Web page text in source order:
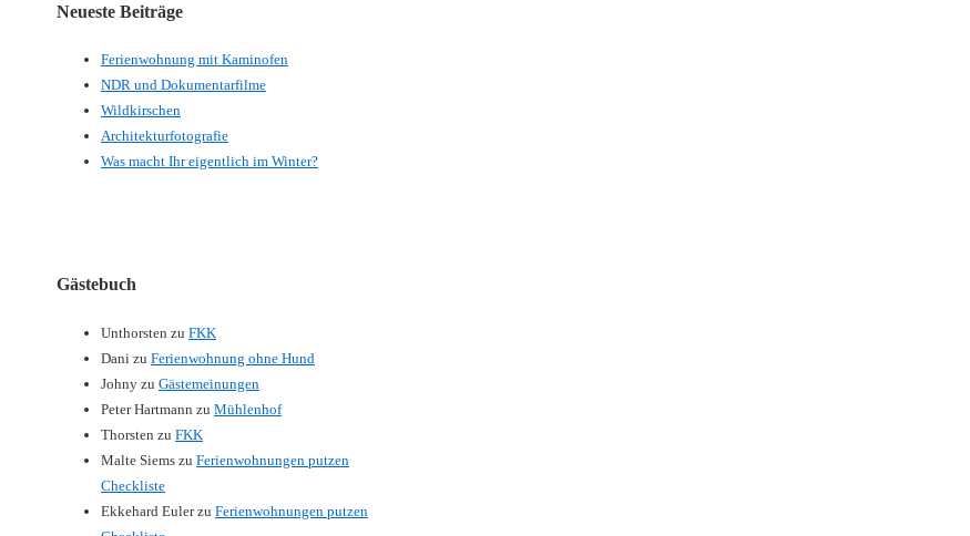
Neueste Beiträge
Ferienwohnung mit Kaminofen
NDR und Dokumentarfilme
Wildkirschen
Architekturfotografie
Was macht Ihr eigentlich im Winter?
Gästebuch
Unthorsten zu FKK
Dani zu Ferienwohnung ohne Hund
Johny zu Gästemeinungen
Peter Hartmann zu Mühlenhof
Thorsten zu FKK
Malte Siems zu Ferienwohnungen putzen
Checkliste
Ekkehard Eulerzu Ferienwohnungen putzen